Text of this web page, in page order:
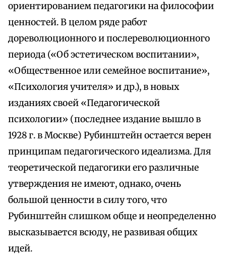
ориентированием педагогики на философии
ценностей. В целом ряде работ
дореволюционного и послереволюционного
периода («Об эстетическом воспитании»,
«Общественное или семейное воспитание»,
«Психология учителя» и др.), в новых
изданиях своей «Педагогической
психологии» (последнее издание вышло в
1928 г. в Москве) Рубинштейн остается верен
принципам педагогического идеализма. Для
теоретической педагогики его различные
утверждения не имеют, однако, очень
большой ценности в силу того, что
Рубинштейн слишком обще и неопределенно
высказывается всюду, не развивая общих
идей.